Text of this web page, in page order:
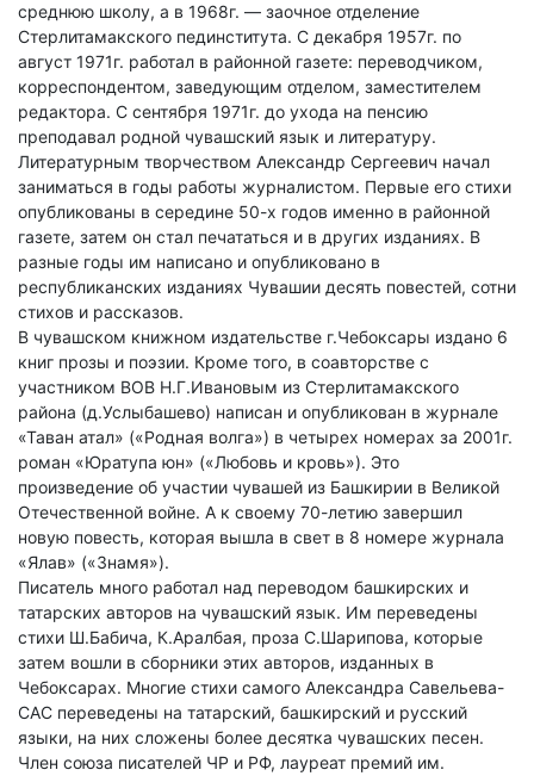
среднюю школу, а в 1968г. — заочное отделение
Стерлитамакского пединститута. С декабря 1957г. по
август 1971г. работал в районной газете: переводчиком,
корреспондентом, заведующим отделом, заместителем
редактора. С сентября 1971г. до ухода на пенсию
преподавал родной чувашский язык и литературу.
Литературным творчеством Александр Сергеевич начал
заниматься в годы работы журналистом. Первые его стихи
опубликованы в середине 50-х годов именно в районной
газете, затем он стал печататься и в других изданиях. В
разные годы им написано и опубликовано в
республиканских изданиях Чувашии десять повестей, сотни
стихов и рассказов.
В чувашском книжном издательстве г.Чебоксары издано 6
книг прозы и поэзии. Кроме того, в соавторстве с
участником ВОВ Н.Г.Ивановым из Стерлитамакского
района (д.Услыбашево) написан и опубликован в журнале
«Таван атал» («Родная волга») в четырех номерах за 2001г.
роман «Юратупа юн» («Любовь и кровь»). Это
произведение об участии чувашей из Башкирии в Великой
Отечественной войне. А к своему 70-летию завершил
новую повесть, которая вышла в свет в 8 номере журнала
«Ялав» («Знамя»).
Писатель много работал над переводом башкирских и
татарских авторов на чувашский язык. Им переведены
стихи Ш.Бабича, К.Аралбая, проза С.Шарипова, которые
затем вошли в сборники этих авторов, изданных в
Чебоксарах. Многие стихи самого Александра Савельева-
САС переведены на татарский, башкирский и русский
языки, на них сложены более десятка чувашских песен.
Член союза писателей ЧР и РФ, лауреат премий им.